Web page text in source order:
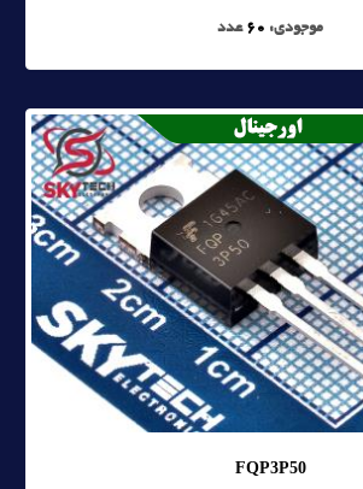
موجودی: 60 عدد
FQP3P50